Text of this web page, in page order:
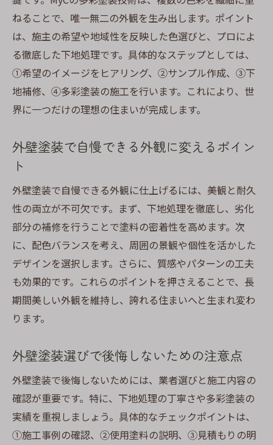
ねることで、唯一無二の外観を生み出します。ポイント
は、施主の希望や地域性を反映した色選びと、プロによ
る徹底した下地処理です。具体的なステップとしては、
①希望のイメージをヒアリング、②サンプル作成、③下
地補修、④多彩塗装の施工を行います。これにより、世
界に一つだけの理想の住まいが完成します。
外壁塗装で自慢できる外観に変えるポイン
ト
外壁塗装で自慢できる外観に仕上げるには、美観と耐久
性の両立が不可欠です。まず、下地処理を徹底し、劣化
部分の補修を行うことで塗料の密着性を高めます。次
に、配色バランスを考え、周囲の景観や個性を活かした
デザインを選択します。さらに、質感やパターンの工夫
も効果的です。これらのポイントを押さえることで、長
期間美しい外観を維持し、誇れる住まいへと生まれ変わ
ります。
外壁塗装選びで後悔しないための注意点
外壁塗装で後悔しないためには、業者選びと施工内容の
確認が重要です。特に、下地処理の丁寧さや多彩塗装の
実績を重視しましょう。具体的なチェックポイントは、
①施工事例の確認、②使用塗料の説明、③見積もりの明